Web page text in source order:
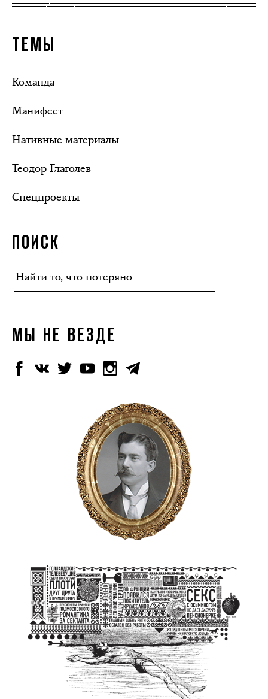
ТЕМЫ
Команда
Манифест
Нативные материалы
Теодор Глаголев
Спецпроекты
ПОИСК
МЫ НЕ ВЕЗДЕ